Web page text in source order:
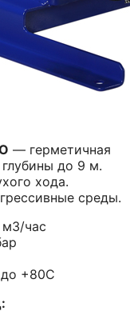
— герметичная
до 9 м.
хода.
среды.
час
+80С